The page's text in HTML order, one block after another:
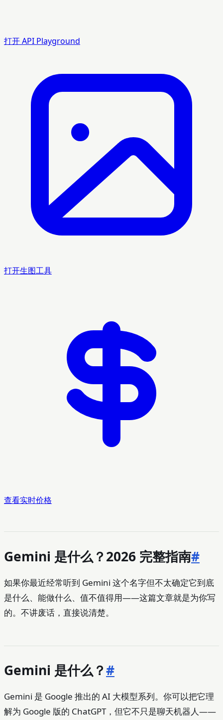
打开 API Playground
打开生图工具
查看实时价格
Gemini 是什么？2026 完整指南#
如果你最近经常听到 Gemini 这个名字但不太确定它到底
是什么、能做什么、值不值得用——这篇文章就是为你写
的。不讲废话，直接说清楚。
Gemini 是什么？#
Gemini 是 Google 推出的 AI 大模型系列。你可以把它理
解为 Google 版的 ChatGPT，但它不只是聊天机器人——